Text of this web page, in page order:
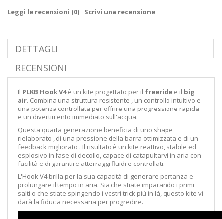
Leggi le recensioni (0) Scrivi una recensione
DETTAGLI
RECENSIONI
Il PLKB HookV4 è un kite progettato per il freeride e il big
air. Combina una struttura resistente , un controllo intuitivo e
una potenza controllata per offrire una progressione rapida
e un divertimento immediato sull'acqua.
Questa quarta generazione beneficia di uno shape
rielaborato , di una pressione della barra ottimizzata e di un
feedback migliorato . Il risultato è un kite reattivo, stabile ed
esplosivo in fase di decollo, capace di catapultarvi in aria con
facilità e di garantire atterraggi fluidi e controllati.
L'HookV4brilla per la sua capacità di generare portanza e
prolungare il tempo in aria. Sia che stiate imparando i primi
salti o che stiate spingendo i vostri trick più in là, questo kite vi
darà la fiducia necessaria per progredire.